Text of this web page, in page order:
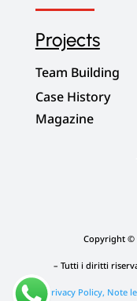
Projects
Team Building
Case History
Magazine
Copyright ©
– Tutti i diritti
Privacy Policy, Note